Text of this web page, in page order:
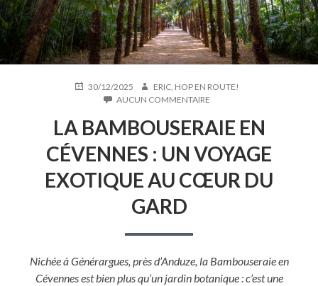
PUBLIÉ30/12/2025 AUTEUR
ERIC, HOP EN ROUTE!
AUCUN COMMENTAIRE
BAMBOUSERAIE
EN
CÉVENNES
:
UN
VOYAGE
LA BAMBOUSERAIE EN
CÉVENNES : UN VOYAGE
EXOTIQUE AU CŒUR DU
GARD
Nichée à Générargues, près d’Anduze, la Bambouseraie en
Cévennes est bien plus qu’un jardin botanique : c’est une